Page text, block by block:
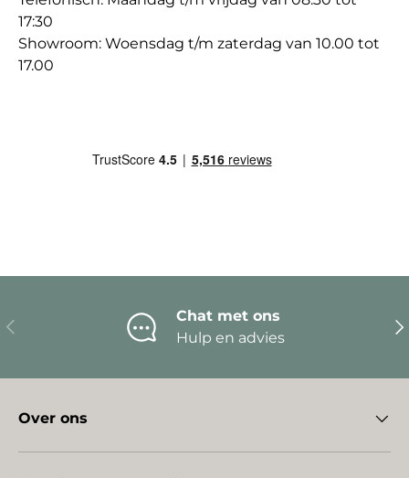
17:30
Showroom: Woensdag t/m zaterdag van 10.00 tot
17.00
Vorige
Chat met ons
Hulp en advies
Over ons